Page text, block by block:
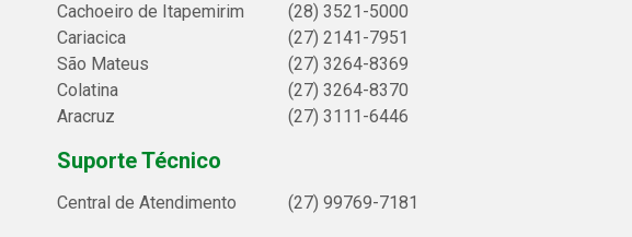
Cachoeiro de Itapemirim
(28) 3521-5000
Cariacica
(27) 2141-7951
São Mateus
(27) 3264-8369
Colatina
(27) 3264-8370
Aracruz
(27) 3111-6446
Suporte Técnico
Central de Atendimento (27) 99769-7181